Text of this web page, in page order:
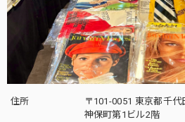
住所
〒101-0051 東京都千
神保町第1ビル2階